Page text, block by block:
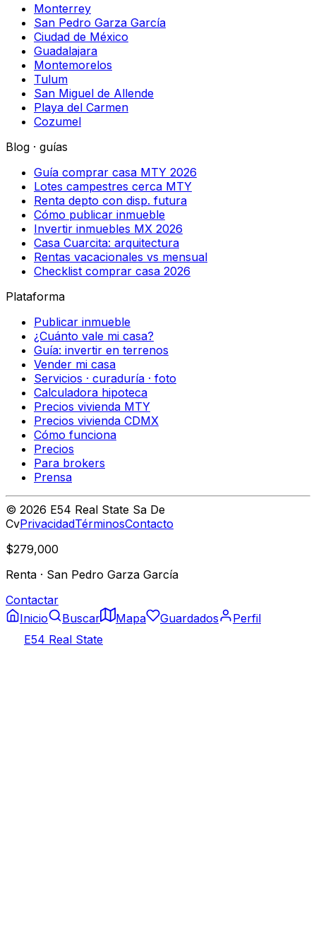
Monterrey
San Pedro Garza García
Ciudad de México
Guadalajara
Montemorelos
Tulum
San Miguel de Allende
Playa del Carmen
Cozumel
Blog · guías
Guía comprar casa MTY 2026
Lotes campestres cerca MTY
Renta depto con disp. futura
Cómo publicar inmueble
Invertir inmuebles MX 2026
Casa Cuarcita: arquitectura
Rentas vacacionales vs mensual
Checklist comprar casa 2026
Plataforma
Publicar inmueble
¿Cuánto vale mi casa?
Guía: invertir en terrenos
Vender mi casa
Servicios · curaduría · foto
Calculadora hipoteca
Precios vivienda MTY
Precios vivienda CDMX
Cómo funciona
Precios
Para brokers
Prensa
© 2026 E54 Real State Sa De
CvPrivacidadTérminosContacto
$279,000
Renta · San Pedro Garza García
Contactar
Inicio
Buscar Mapa Guardados
Perfil
E54 Real State